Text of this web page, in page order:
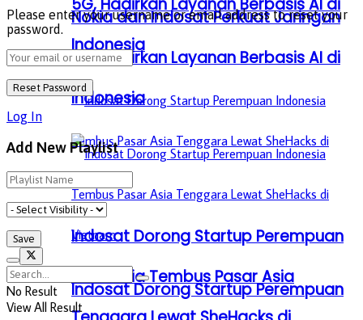
Indonesia
Indosat Dorong Startup Perempuan
Indonesia Tembus Pasar Asia
Nokia dan Indosat Perkuat Jaringan
5G, Hadirkan Layanan Berbasis AI di
Indonesia
Indosat Dorong Startup Perempuan
Please enter your username or email address to reset your
password.
Log In
Add New Playlist
No Result
View All Result